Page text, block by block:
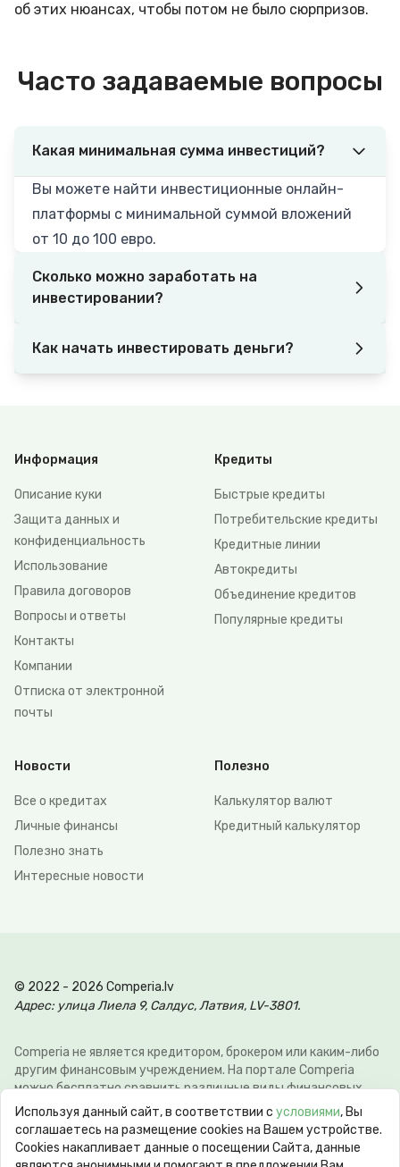
об этих нюансах, чтобы потом не было сюрпризов.
Часто задаваемые вопросы
Какая минимальная сумма инвестиций?
Вы можете найти инвестиционные онлайн-
платформы с минимальной суммой вложений
от 10 до 100 евро.
Сколько можно заработать на
инвестировании?
Как начать инвестировать деньги?
Информация
Описание куки
Защита данных и
конфиденциальность
Использование
Правила договоров
Вопросы и ответы
Контакты
Компании
Отписка от электронной
почты
Кредиты
Быстрые кредиты
Потребительские кредиты
Кредитные линии
Автокредиты
Объединение кредитов
Популярные кредиты
Новости
Все о кредитах
Личные финансы
Полезно знать
Интересные новости
Полезно
Калькулятор валют
Кредитный калькулятор
© 2022 - 2026 Comperia.lv
Адрес: улица Лиела 9, Салдус, Латвия, LV-3801.
Comperia не является кредитором, брокером или каким-либо
другим финансовым учреждением. На портале Comperia
можно бесплатно сравнить различные виды финансовых
услуг, для того что-бы клиент мог сэкономить свое время и
деньги. Э-почта:info@comperia.lv. Пример расчёта: при
взятии в долг 5000 € на 60 месяцев, ежемесячный платеж
106.93 €, общие затраты 6415.59 €, годовая процентная
Используя данный сайт, в соответствии с условиями, Вы
соглашаетесь на размещение cookies на Вашем устройстве.
Сookies накапливает данные о посещении Сайта, данные